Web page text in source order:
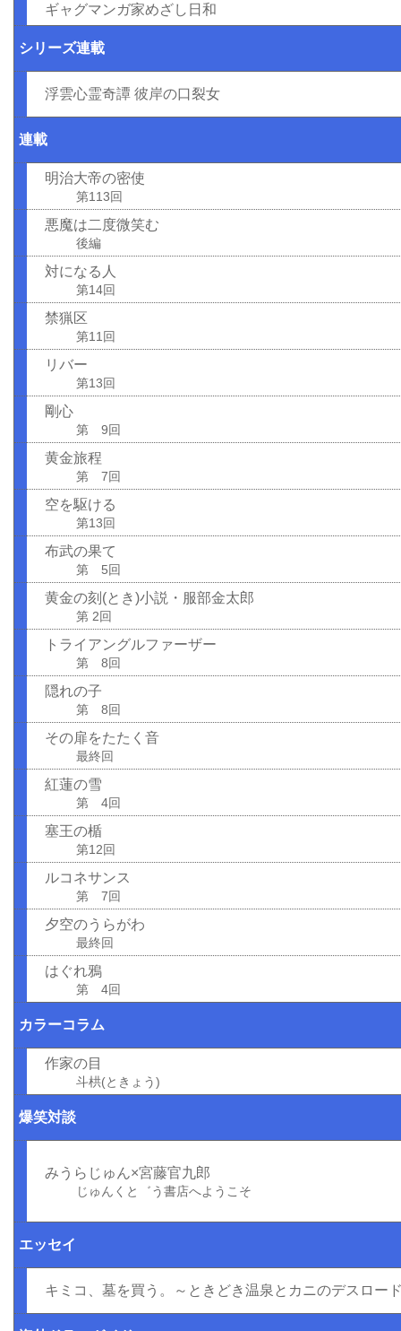
ギャグマンガ家めざし日和
シリーズ連載
浮雲心霊奇譚 彼岸の口裂女
連載
明治大帝の密使
第113回
悪魔は二度微笑む
後編
対になる人
第14回
禁猟区
第11回
リバー
第13回
剛心
第 9回
黄金旅程
第 7回
空を駆ける
第13回
布武の果て
第 5回
黄金の刻(とき)小説・服部金太郎
第 2回
トライアングルファーザー
第 8回
隠れの子
第 8回
その扉をたたく音
最終回
紅蓮の雪
第 4回
塞王の楯
第12回
ルコネサンス
第 7回
夕空のうらがわ
最終回
はぐれ鴉
第 4回
カラーコラム
作家の目
斗栱(ときょう)
爆笑対談
みうらじゅん×宮藤官九郎
じゅんくと゛う書店へようこそ
エッセイ
キミコ、墓を買う。～ときどき温泉とカニのデスロー